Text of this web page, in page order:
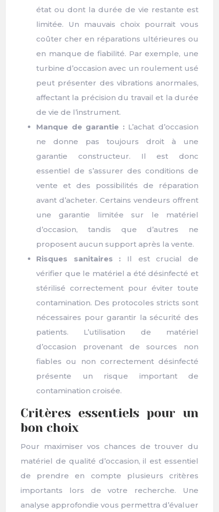
état ou dont la durée de vie restante est
limitée. Un mauvais choix pourrait vous
coûter cher en réparations ultérieures ou
en manque de fiabilité. Par exemple, une
turbine d’occasion avec un roulement usé
peut présenter des vibrations anormales,
affectant la précision du travail et la durée
de vie de l’instrument.
Manque de garantie : L’achat d’occasion
ne donne pas toujours droit à une
garantie constructeur. Il est donc
essentiel de s’assurer des conditions de
vente et des possibilités de réparation
avant d’acheter. Certains vendeurs offrent
une garantie limitée sur le matériel
d’occasion, tandis que d’autres ne
proposent aucun support après la vente.
Risques sanitaires : Il est crucial de
vérifier que le matériel a été désinfecté et
stérilisé correctement pour éviter toute
contamination. Des protocoles stricts sont
nécessaires pour garantir la sécurité des
patients. L’utilisation de matériel
d’occasion provenant de sources non
fiables ou non correctement désinfecté
présente un risque important de
contamination croisée.
Critères essentiels pour un
bon choix
Pour maximiser vos chances de trouver du
matériel de qualité d’occasion, il est essentiel
de prendre en compte plusieurs critères
importants lors de votre recherche. Une
analyse approfondie vous permettra d’évaluer